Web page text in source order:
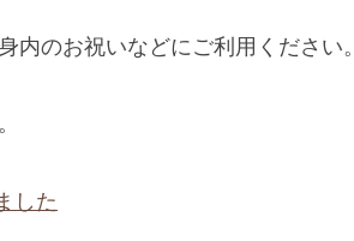
のお祝いなどにご利用ください。
した